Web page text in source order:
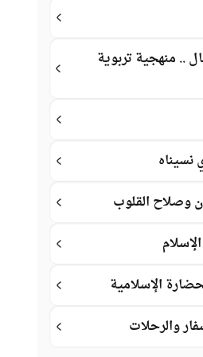
.. منهجية تربوية
نسيناه
وصلاح القلوب
الإسلامية
والرحلات